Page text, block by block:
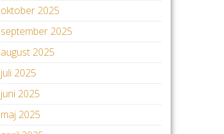
oktober 2025
september 2025
august 2025
juli 2025
juni 2025
maj 2025